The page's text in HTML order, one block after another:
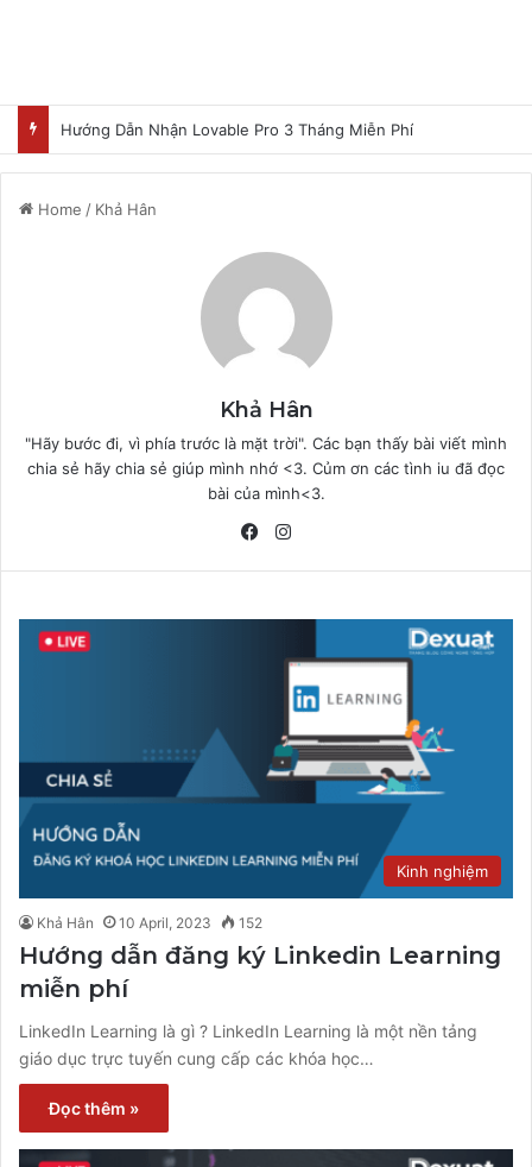
Hướng Dẫn Nhận Lovable Pro 3 Tháng Miễn Phí
Home / Khả Hân
Khả Hân
"Hãy bước đi, vì phía trước là mặt trời". Các bạn thấy bài viết mình
chia sẻ hãy chia sẻ giúp mình nhớ <3. Củm ơn các tình iu đã đọc
bài của mình<3.
Facebook
Kinh nghiệm
Khả Hân 10 April, 2023 152
Hướng dẫn đăng ký Linkedin Learning
miễn phí
LinkedIn Learning là gì ? LinkedIn Learning là một nền tảng
giáo dục trực tuyến cung cấp các khóa học…
Đọc thêm »